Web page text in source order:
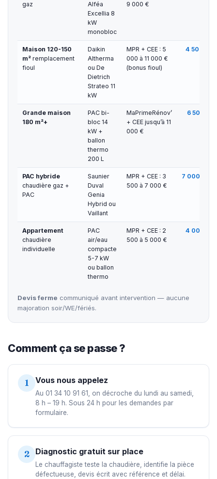
gaz
Alféa
Excellia 8
kW
monobloc
9 000 €
Maison 120-150
m² remplacement
fioul
Daikin
Altherma
ou De
Dietrich
Strateo 11
kW
MPR + CEE : 5
000 à 11 000 €
(bonus fioul)
4 500 €
Grande maison
180 m²+
PAC bi-
bloc 14
kW +
ballon
thermo
200 L
MaPrimeRénov’
+ CEE jusqu’à 11
000 €
6 500 €
PAC hybride
chaudière gaz +
PAC
Saunier
Duval
Genia
Hybrid ou
Vaillant
MPR + CEE : 3
500 à 7 000 €
7 000 € —
Appartement
chaudière
individuelle
PAC
air/eau
compacte
5-7 kW
ou ballon
thermo
MPR + CEE : 2
500 à 5 000 €
4 000 €
Devis ferme communiqué avant intervention — aucune
majoration soir/WE/fériés.
Comment ça se passe ?
1 Vous nous appelez
Au 01 34 10 91 61, on décroche du lundi au samedi,
8 h – 19 h. Sous 24 h pour les demandes par
formulaire.
2 Diagnostic gratuit sur place
Le chauffagiste teste la chaudière, identifie la pièce
défectueuse, devis écrit avec référence et délai.